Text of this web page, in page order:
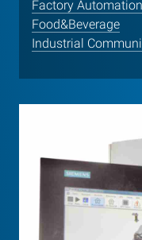
Factory Automation
Food&Beverage
Industrial